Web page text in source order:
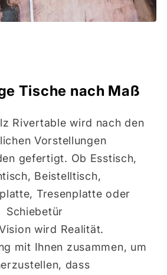
Tische nach Maß
Rivertable wird nach den
Vorstellungen
gefertigt. Ob Esstisch,
Beistelltisch,
Tresenplatte oder
Schiebetür
wird Realität.
mit Ihnen zusammen, um
dass